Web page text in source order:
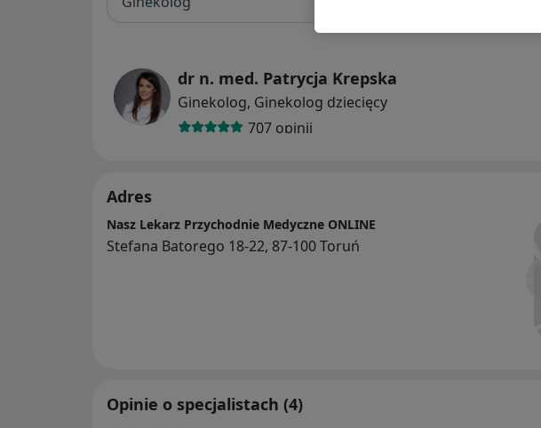
dr n. med. Patrycja Krepska
Ginekolog, Ginekolog dziecięcy
707 opinii
Adres
Nasz Lekarz Przychodnie Medyczne ONLINE
Stefana Batorego 18-22, 87-100 Toruń
Opinie o specjalistach (4)